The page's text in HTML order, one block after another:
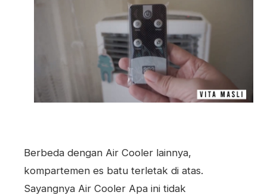
Berbeda dengan Air Cooler lainnya,
kompartemen es batu terletak di atas.
Sayangnya Air Cooler Apa ini tidak